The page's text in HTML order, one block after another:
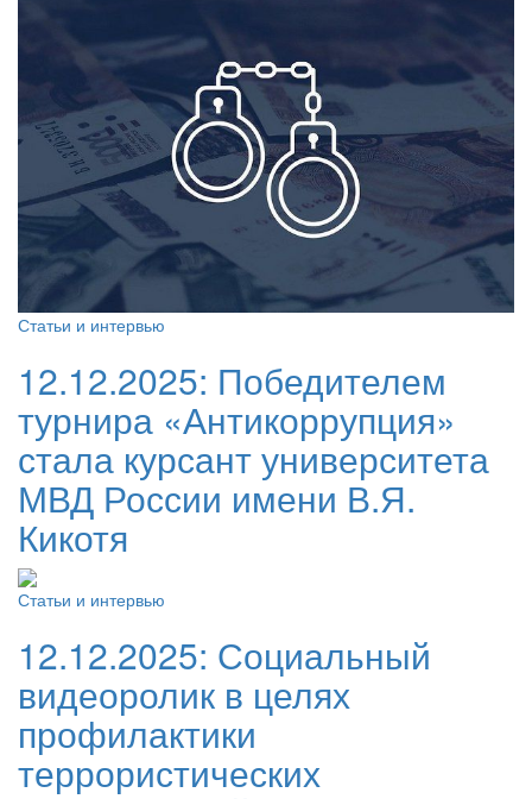
Статьи и интервью
12.12.2025: Победителем
турнира «Антикоррупция»
стала курсант университета
МВД России имени В.Я.
Кикотя
Статьи и интервью
12.12.2025: Социальный
видеоролик в целях
профилактики
террористических